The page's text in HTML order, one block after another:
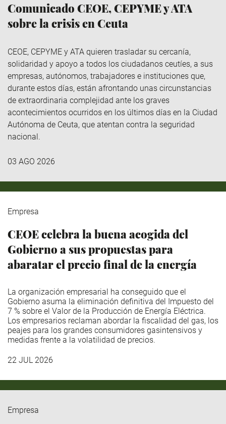
Comunicado CEOE, CEPYME y ATA
sobre la crisis en Ceuta
CEOE, CEPYME y ATA quieren trasladar su cercanía,
solidaridad y apoyo a todos los ciudadanos ceutíes, a sus
empresas, autónomos, trabajadores e instituciones que,
durante estos días, están afrontando unas circunstancias
de extraordinaria complejidad ante los graves
acontecimientos ocurridos en los últimos días en la Ciudad
Autónoma de Ceuta, que atentan contra la seguridad
nacional.
03 AGO 2026
Empresa
CEOE celebra la buena acogida del
Gobierno a sus propuestas para
abaratar el precio final de la energía
La organización empresarial ha conseguido que el
Gobierno asuma la eliminación definitiva del Impuesto del
7 % sobre el Valor de la Producción de Energía Eléctrica.
Los empresarios reclaman abordar la fiscalidad del gas, los
peajes para los grandes consumidores gasintensivos y
medidas frente a la volatilidad de precios.
22 JUL 2026
Empresa